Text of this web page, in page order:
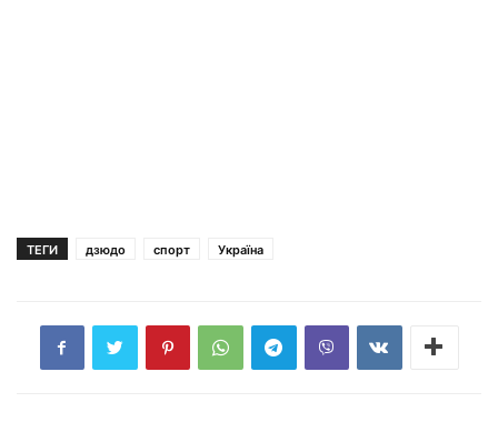
ТЕГИ дзюдо спорт Україна